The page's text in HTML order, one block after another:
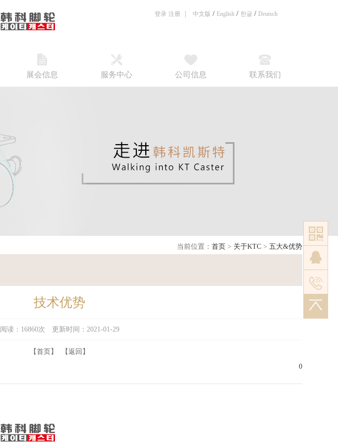
登录 注册 中文版 / English / 한글 / Deutsch
展会信息 服务中心 公司信息 联系我们
当前位置： 首页 > 关于KTC > 五大&优势
技术优势
阅读：16860次 更新时间：2021-01-29
【首页】
【返回】
0